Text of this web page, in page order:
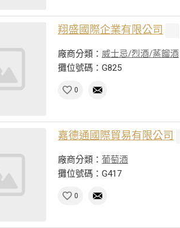
翔盛國際企業有限公司
廠商分類： 威士忌/烈酒/蒸餾酒
攤位號碼：G825
0
嘉德通國際貿易有限公司
廠商分類：葡萄酒
攤位號碼：G417
0